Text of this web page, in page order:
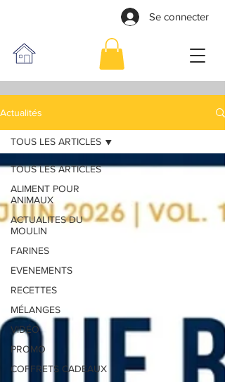
Se connecter
Actualités
TOUS LES ARTICLES
ALIMENT POUR
ANIMAUX
ACTUALITES DU
MOULIN
FARINES
EVENEMENTS
RECETTES
MÉLANGES
VIDÉO
PROMO
COFFRETS CADEAUX
TOUS LES ARTICLES